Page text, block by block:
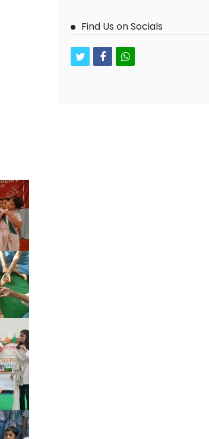
Find Us on Socials
twitterfacebookwhatsapp